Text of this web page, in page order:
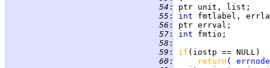
  54
:
  55
:
int
  56
:
  57
: int
  58
:
  59
: if
  60
: return ( errnode